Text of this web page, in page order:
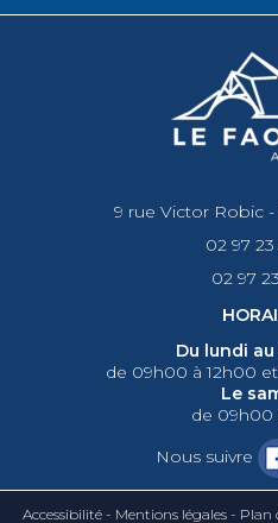
9 rue Victor Robic
02 97
02 97
Du lundi
de 09h00 à 12h00
Le
de 09h00
Nous suivre
Accessibilité - Mentions légales - Plan